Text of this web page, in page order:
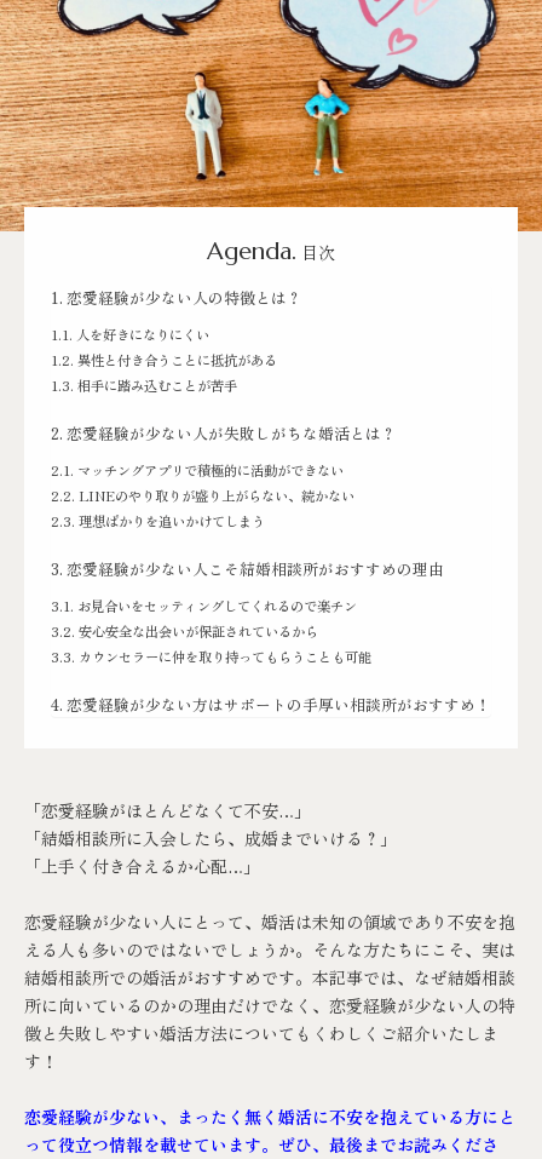
Agenda. 目次
恋愛経験が少ない人の特徴とは？
人を好きになりにくい
異性と付き合うことに抵抗がある
相手に踏み込むことが苦手
恋愛経験が少ない人が失敗しがちな婚活とは？
マッチングアプリで積極的に活動ができない
LINEのやり取りが盛り上がらない、続かない
理想ばかりを追いかけてしまう
恋愛経験が少ない人こそ結婚相談所がおすすめの理由
お見合いをセッティングしてくれるので楽チン
安心安全な出会いが保証されているから
カウンセラーに仲を取り持ってもらうことも可能
恋愛経験が少ない方はサポートの手厚い相談所がおすすめ！
「恋愛経験がほとんどなくて不安…」
「結婚相談所に入会したら、成婚までいける？」
「上手く付き合えるか心配…」
恋愛経験が少ない人にとって、婚活は未知の領域であり不安を抱
える人も多いのではないでしょうか。そんな方たちにこそ、実は
結婚相談所での婚活がおすすめです。本記事では、なぜ結婚相談
所に向いているのかの理由だけでなく、恋愛経験が少ない人の特
徴と失敗しやすい婚活方法についてもくわしくご紹介いたしま
す！
恋愛経験が少ない、まったく無く婚活に不安を抱えている方にと
って役立つ情報を載せています。ぜひ、最後までお読みくださ